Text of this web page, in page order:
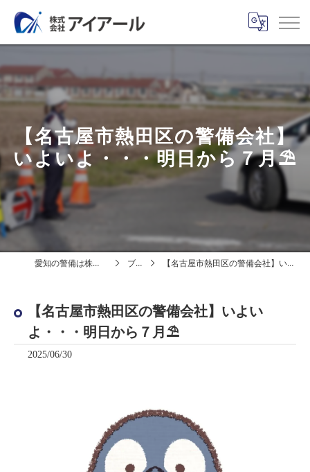
【名古屋市熱田区の警備会社】
いよいよ・・・明日から７月⛱️
愛知の警備は株式会社アイアール ブログ 【名古屋市熱田区の警備会社】いよいよ・・・明日から７月⛱️
【名古屋市熱田区の警備会社】いよい
よ・・・明日から７月⛱️
2025/06/30